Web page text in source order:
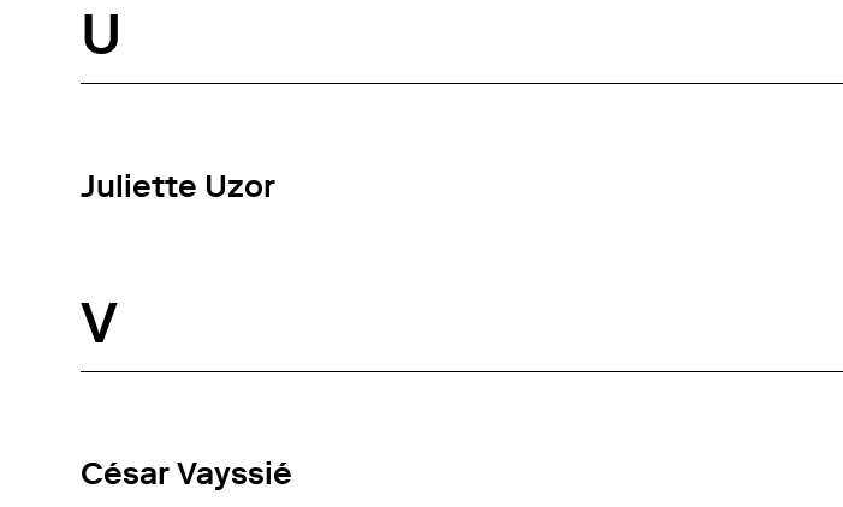
U
Juliette Uzor
V
César Vayssié